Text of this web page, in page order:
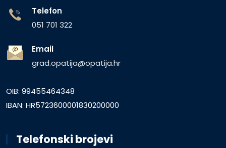
Telefon
051 701 322
Email
grad.opatija@opatija.hr
OIB: 99455464348
IBAN: HR5723600001830200000
Telefonski brojevi